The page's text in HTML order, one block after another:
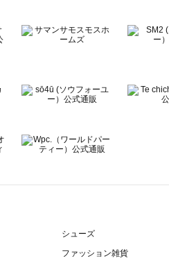
ズブルー）のルームウェア一覧
）のルームウェア一覧
シューズ
ファッション雑貨